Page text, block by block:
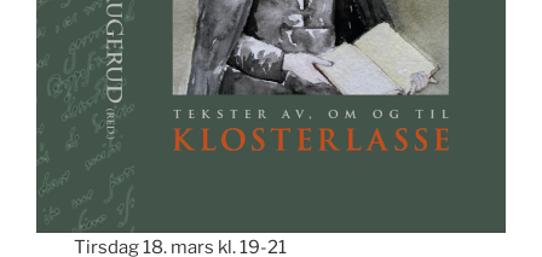
Tirsdag 18. mars kl. 19-21